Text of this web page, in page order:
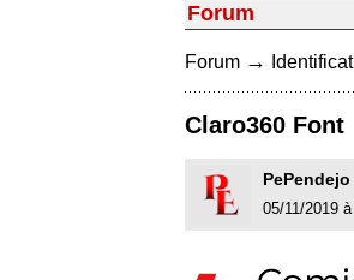
Forum
Forum →
Claro360 Font
PePendejo
05/11/2019